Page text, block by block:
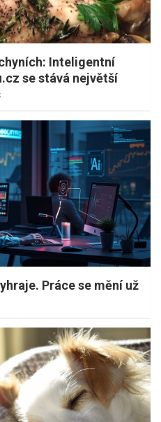
Inteligentní
se stává největší
Práce se mění už